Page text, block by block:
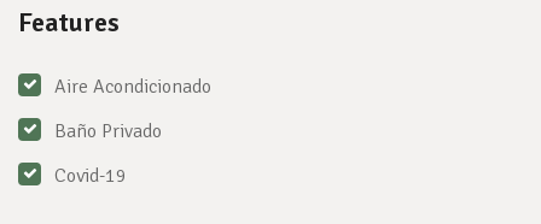
Features
Aire Acondicionado
Baño Privado
Covid-19